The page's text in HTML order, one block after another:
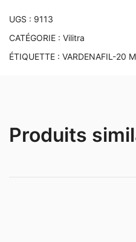
UGS : 9113
CATÉGORIE : Vilitra
ÉTIQUETTE : VARDENAFIL-20
Produits